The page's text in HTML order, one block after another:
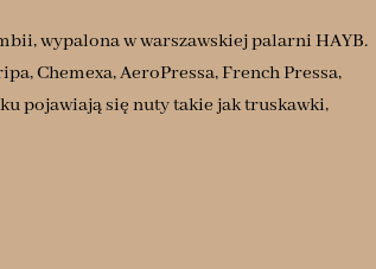
wypalona w warszawskiej palarni HAYB.
Chemexa, AeroPressa, French Pressa,
pojawiają się nuty takie jak truskawki,